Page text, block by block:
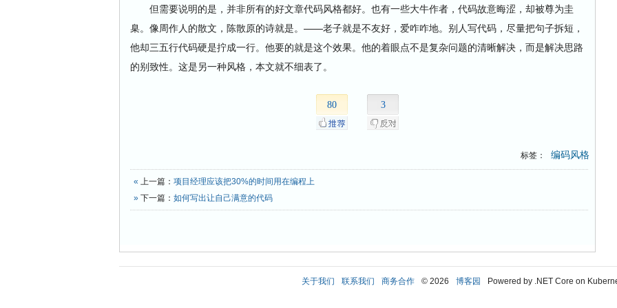
但需要说明的是，并非所有的好文章代码风格都好。也有一些大牛作者，代码故意晦涩，却被尊为圭
臬。像周作人的散文，陈散原的诗就是。——老子就是不友好，爱咋咋地。别人写代码，尽量把句子拆短，
他却三五行代码硬是拧成一行。他要的就是这个效果。他的着眼点不是复杂问题的清晰解决，而是解决思路
的别致性。这是另一种风格，本文就不细表了。
80 3
标签： 编码风格
« 上一篇： 项目经理应该把30%的时间用在编程上
» 下一篇： 如何写出让自己满意的代码
关于我们 联系我们 商务合作 © 2026 博客园 Powered by .NET Core on